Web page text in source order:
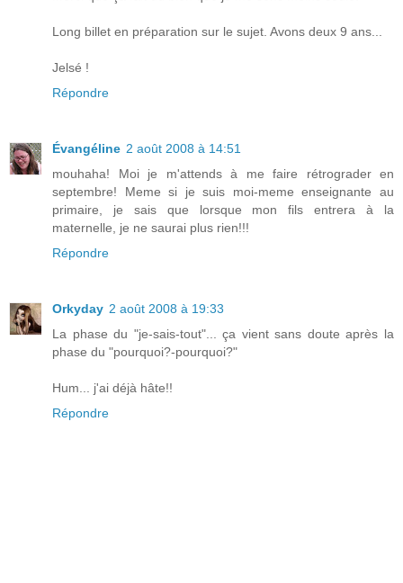
Long billet en préparation sur le sujet. Avons deux 9 ans...
Jelsé !
Répondre
Évangéline 2 août 2008 à 14:51
mouhaha! Moi je m'attends à me faire rétrograder en
septembre! Meme si je suis moi-meme enseignante au
primaire, je sais que lorsque mon fils entrera à la
maternelle, je ne saurai plus rien!!!
Répondre
Orkyday 2 août 2008 à 19:33
La phase du "je-sais-tout"... ça vient sans doute après la
phase du "pourquoi?-pourquoi?"
Hum... j'ai déjà hâte!!
Répondre